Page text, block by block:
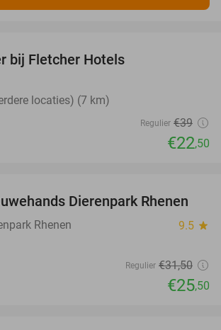
bij Fletcher Hotels
locaties) (7 km)
Regulier €39
€22,50
19%
Dierenpark Rhenen
Rhenen 9.5 star
Regulier €31,50
€25,50